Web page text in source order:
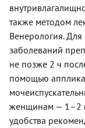
также методом
Венерология.
заболеваний
не позже 2 ч
помощью
женщинам — 1–2
удобства